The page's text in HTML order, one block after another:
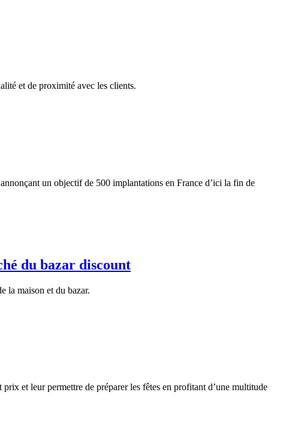
et de proximité avec les clients.
un objectif de 500 implantations en France d’ici la fin de
du bazar discount
la maison et du bazar.
et leur permettre de préparer les fêtes en profitant d’une multitude